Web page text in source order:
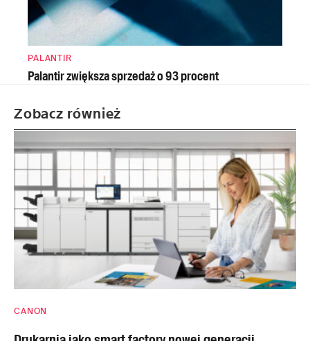
PALANTIR
Palantir zwiększa sprzedaż o 93 procent
Zobacz również
CANON